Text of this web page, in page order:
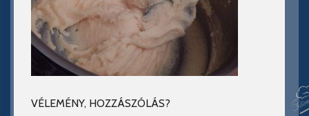
VÉLEMÉNY, HOZZÁSZÓLÁS?